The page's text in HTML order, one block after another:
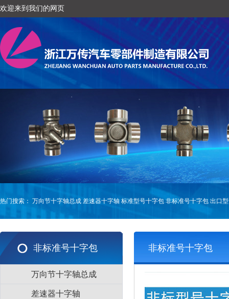
欢迎来到我们的网页
热门搜索： 万向节十字轴总成 差速器十字轴 标准型号十字包 非标准号十字包 出口
非标准号十字包
万向节十字轴总成
差速器十字轴
非标准号十字包